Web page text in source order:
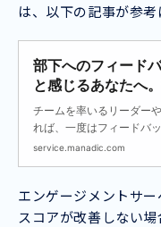
は、以下の記事が参考
部下へのフィード
と感じるあなたへ
加速させる実践的テ
チームを率いるリーダー
れば、一度はフィードバ
ぶつかったことがあるの
決策を提示するために作
service.manadic.com
エンゲージメントサ
スコアが改善しない